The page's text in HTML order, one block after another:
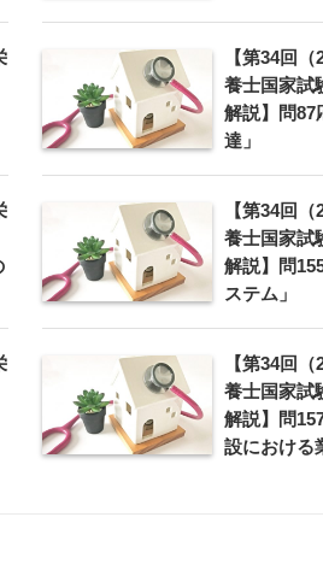
【第34回
養士国家試
解説】問87
達」
【第34回
養士国家試
解説】問
ステム」
【第34回
養士国家試
解説】問
設における